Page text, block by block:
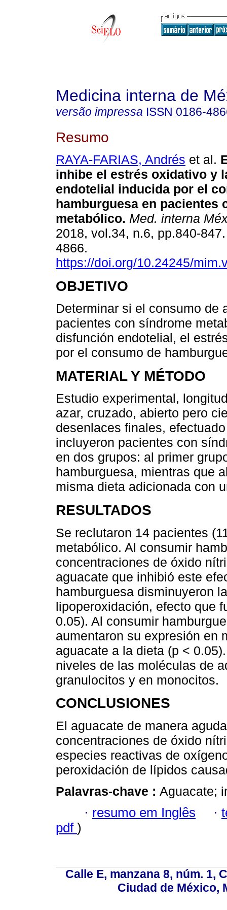
Medicina interna de
versão impressa ISSN 0186-
Resumo
RAYA-FARIAS, Andrés et al.
inhibe el estrés oxidativo y
endotelial inducida por el
hamburguesa en pacientes
metabólico. Med. interna
2018, vol.34, n.6, pp.840-
4866.
https://doi.org/10.24245/
OBJETIVO
Determinar si el consumo de
pacientes con síndrome
disfunción endotelial, el
por el consumo de
MATERIAL Y MÉTODO
Estudio experimental,
azar, cruzado, abierto pero
desenlaces finales,
incluyeron pacientes con
en dos grupos: al primer
hamburguesa, mientras que
misma dieta adicionada con
RESULTADOS
Se reclutaron 14 pacientes
metabólico. Al consumir
concentraciones de óxido
aguacate que inhibió este
hamburguesa disminuyeron
lipoperoxidación, efecto que
0.05). Al consumir
aumentaron su expresión en
aguacate a la dieta (p <
niveles de las moléculas de
granulocitos y en monocitos.
CONCLUSIONES
El aguacate de manera
concentraciones de óxido
especies reactivas de
peroxidación de lípidos
Palavras-chave : Aguacate;
· resumo em Inglês ·
pdf )
Calle E, manzana 8, núm. 1,
Ciudad de México,